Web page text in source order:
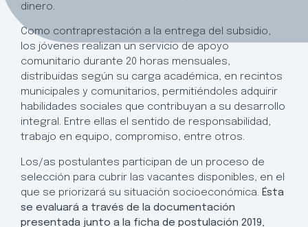
dinero.
Como contraprestación a la entrega del subsidio,
los jóvenes realizan un servicio de apoyo
comunitario durante 20 horas mensuales,
distribuidas según su carga académica, en recintos
municipales y comunitarios, permitiéndoles adquirir
habilidades sociales que contribuyan a su desarrollo
integral. Entre ellas el sentido de responsabilidad,
trabajo en equipo, compromiso, entre otros.
Los/as postulantes participan de un proceso de
selección para cubrir las vacantes disponibles, en el
que se priorizará su situación socioeconómica. Ésta
se evaluará a través de la documentación
presentada junto a la ficha de postulación 2019,